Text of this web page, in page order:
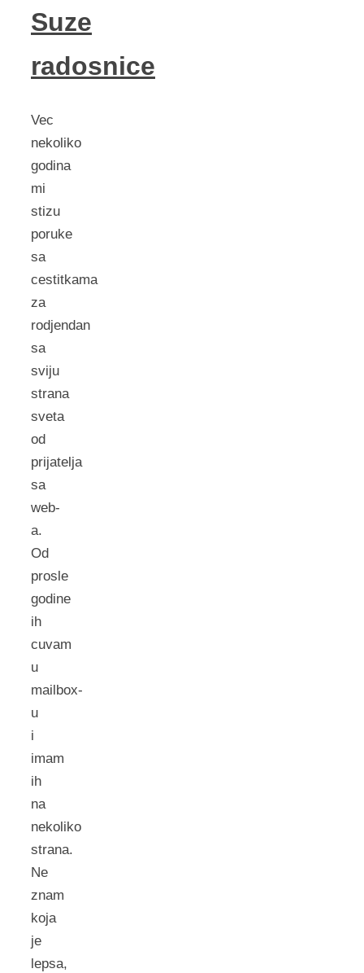
Suze
radosnice
Vec
nekoliko
godina
mi
stizu
poruke
sa
cestitkama
za
rodjendan
sa
sviju
strana
sveta
od
prijatelja
sa
web-
a.
Od
prosle
godine
ih
cuvam
u
mailbox-
u
i
imam
ih
na
nekoliko
strana.
Ne
znam
koja
je
lepsa,